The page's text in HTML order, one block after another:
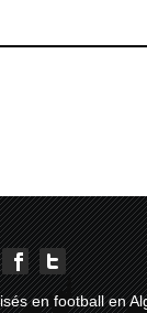
en football en